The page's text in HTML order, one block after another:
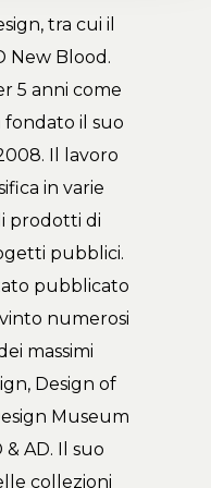
tra cui il
New Blood.
5 anni come
il suo
Il lavoro
in varie
prodotti di
pubblici.
pubblicato
numerosi
massimi
Design of
Museum
AD. Il suo
collezioni